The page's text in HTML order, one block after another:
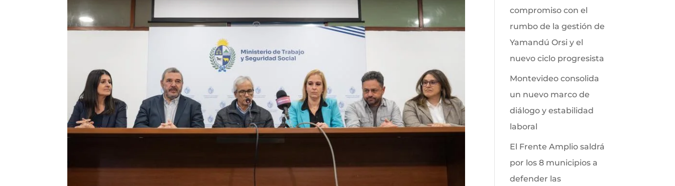
compromiso con el
rumbo de la gestión de
Yamandú Orsi y el
nuevo ciclo progresista
Montevideo consolida
un nuevo marco de
diálogo y estabilidad
laboral
El Frente Amplio saldrá
por los 8 municipios a
defender las